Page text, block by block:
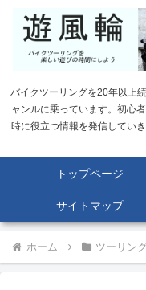
バイクツーリングを20年以上
ャンルに乗っています。初心
時に役立つ情報を発信してい
トップページ
サイトマップ
ホーム ツーリン